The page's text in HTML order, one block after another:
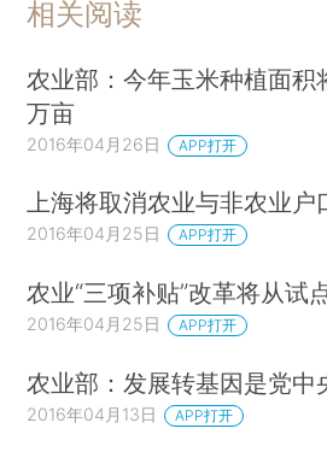
相关阅读
农业部：今年玉米种植面积
万亩
2016年04月26日 APP打开
上海将取消农业与非农业户
2016年04月25日 APP打开
农业“三项补贴”改革将从试
2016年04月25日 APP打开
农业部：发展转基因是党中
2016年04月13日 APP打开